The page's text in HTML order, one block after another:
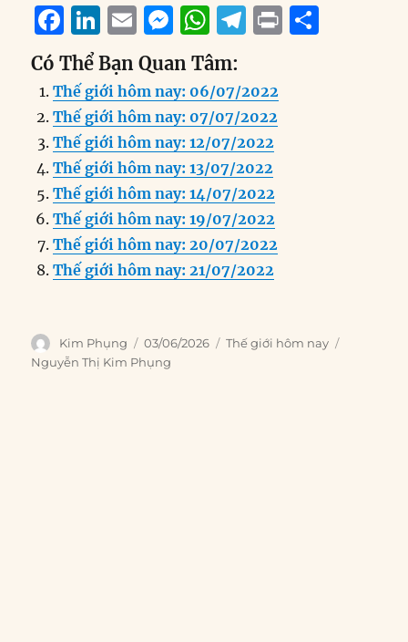
F
a
c
e
b
o
o
k
Li
n
k
e
d
I
n
E
m
ai
l
M
ss
e
n
g
er
W
h
at
s
A
p
p
T
e
g
r
a
m
P
Có Thể Bạn Quan Tâm:
Thế giới hôm nay: 06/07/2022
Thế giới hôm nay: 07/07/2022
Thế giới hôm nay: 12/07/2022
Thế giới hôm nay: 13/07/2022
Thế giới hôm nay: 14/07/2022
Thế giới hôm nay: 19/07/2022
Thế giới hôm nay: 20/07/2022
Thế giới hôm nay: 21/07/2022
Author
Kim Phụng
Posted
on
03/06/2026 Categories
Thế giới hôm nay
Nguyễn Thị Kim Phụng